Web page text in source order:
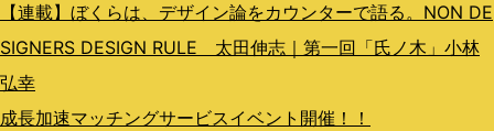
【連載】ぼくらは、デザイン論をカウンターで語る。NON DE
SIGNERS DESIGN RULE 太田伸志｜第一回「氏ノ木」小林
弘幸
成長加速マッチングサービスイベント開催！！